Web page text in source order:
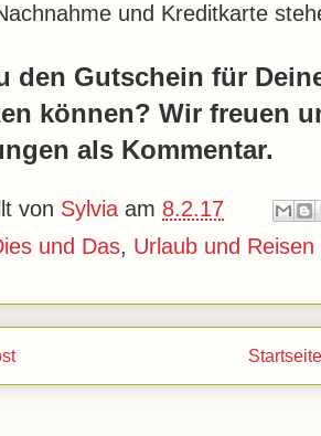
und Kreditkarte
den Gutschein für
können? Wir freuen
als Kommentar.
von Sylvia am 8.2.17
und Das, Urlaub und Reisen
Startseite